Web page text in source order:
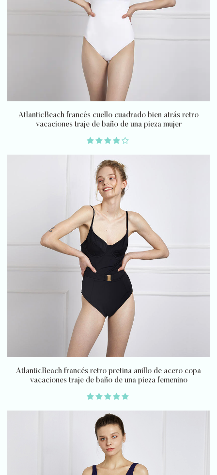
AtlanticBeach francés cuello cuadrado bien atrás retro
vacaciones traje de baño de una pieza mujer
AtlanticBeach francés retro pretina anillo de acero copa
vacaciones traje de baño de una pieza femenino